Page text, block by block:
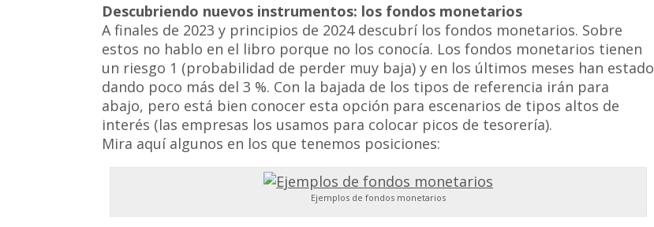
Descubriendo nuevos instrumentos: los fondos monetarios
A finales de 2023 y principios de 2024 descubrí los fondos monetarios. Sobre
estos no hablo en el libro porque no los conocía. Los fondos monetarios tienen
un riesgo 1 (probabilidad de perder muy baja) y en los últimos meses han estado
dando poco más del 3 %. Con la bajada de los tipos de referencia irán para
abajo, pero está bien conocer esta opción para escenarios de tipos altos de
interés (las empresas los usamos para colocar picos de tesorería).
Mira aquí algunos en los que tenemos posiciones:
Ejemplos de fondos monetarios